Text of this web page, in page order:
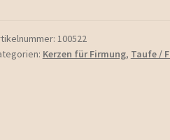
100522
Kerzen für Firmung, Taufe /